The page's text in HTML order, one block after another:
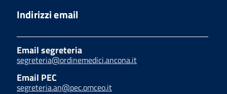
Indirizzi email
Email segreteria
segreteria@ordinemedici.ancona.it
Email PEC
segreteria.an@pec.omceo.it